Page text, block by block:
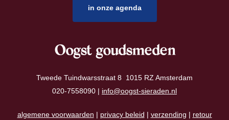
in onze agenda
Oogst goudsmeden
Tweede Tuindwarsstraat 8 1015 RZ Amsterdam
020-7558090 | info@oogst-sieraden.nl
algemene voorwaarden | privacy beleid | verzending | retour